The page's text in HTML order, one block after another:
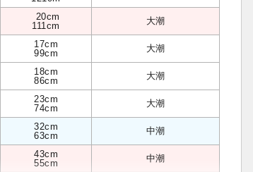
20cm
111cm
大潮
17cm
99cm
大潮
18cm
86cm
大潮
23cm
74cm
大潮
32cm
63cm
中潮
43cm
55cm
中潮